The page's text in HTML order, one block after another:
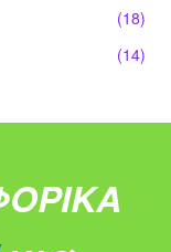
(18)
(14)